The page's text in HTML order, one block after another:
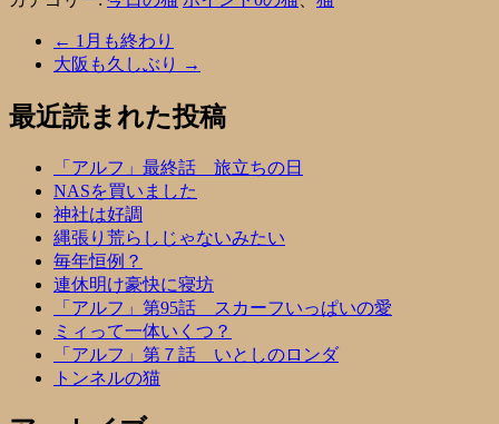
← 1月も終わり
大阪も久しぶり
→
最近読まれた投稿
「アルフ」最終話 旅立ちの日
NASを買いました
神社は好調
縄張り荒らしじゃないみたい
毎年恒例？
連休明け豪快に寝坊
「アルフ」第95話 スカーフいっぱいの愛
ミィって一体いくつ？
「アルフ」第７話 いとしのロンダ
トンネルの猫